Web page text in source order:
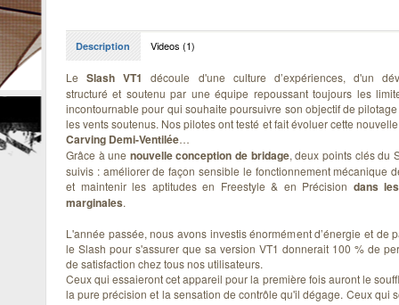
Description Videos (1)
LeSlash VT1
découle d'une culture d’expériences, d'un
structuré et soutenu par une équipe repoussant toujours les
incontournable pour qui souhaite poursuivre son objectif de
les vents soutenus. Nos pilotes ont testé et fait évoluer cette
Carving Demi-Ventilée…
Grâce à une nouvelle conception de bridage, deux points clés du
suivis : améliorer de façon sensible le fonctionnement mécanique
et maintenir les aptitudes en Freestyle & en Précision dans
marginales.
L'année passée, nous avons investis énormément d’énergie et de
le Slash pour s'assurer que sa version VT1 donnerait 100 % de
de satisfaction chez tous nos utilisateurs.
Ceux qui essaieront cet appareil pour la première fois auront le
la pure précision et la sensation de contrôle qu'il dégage. Ceux qui